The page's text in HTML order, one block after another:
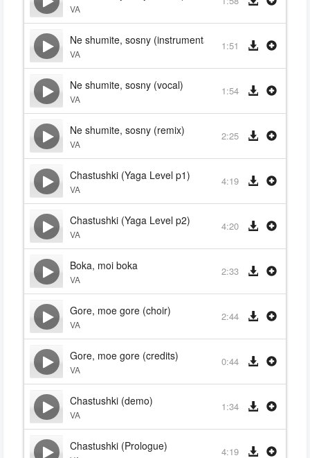
VA
Ne shumite, sosny (instrumental)
VA
1:51
Ne shumite, sosny (vocal)
VA
1:54
Ne shumite, sosny (remix)
VA
2:25
Chastushki (Yaga Level p1)
VA
4:19
Chastushki (Yaga Level p2)
VA
4:20
Boka, moi boka
VA
2:33
Gore, moe gore (choir)
VA
2:44
Gore, moe gore (credits)
VA
0:44
Chastushki (demo)
VA
1:34
Chastushki (Prologue) 4:19